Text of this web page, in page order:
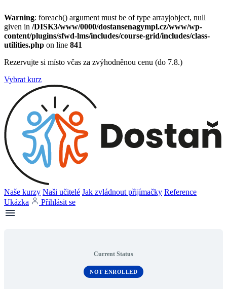
Warning: foreach() argument must be of type array|object, null
given in /DISK3/www/0000/dostansenagympl.cz/www/wp-
content/plugins/sfwd-lms/includes/course-grid/includes/class-
utilities.php on line 841
Rezervujte si místo včas za zvýhodněnou cenu (do 7.8.)
Vybrat kurz
Naše kurzy Naši učitelé Jak zvládnout přijímačky Reference
Ukázka
Přihlásit se
Current Status
NOT ENROLLED